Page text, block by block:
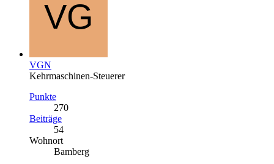
VGN
Kehrmaschinen-Steuerer
Punkte
270
Beiträge
54
Wohnort
Bamberg